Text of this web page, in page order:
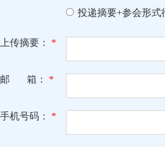
投递摘要+参会形式
上传摘要： *
邮 箱： *
手机号码： *